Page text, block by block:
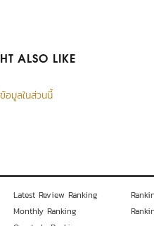
ALSO LIKE
อมูลในส่วนนี้
Latest Review Ranking
Monthly Ranking